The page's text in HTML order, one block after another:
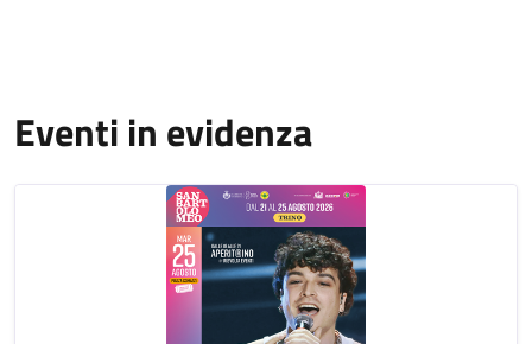
Eventi in evidenza